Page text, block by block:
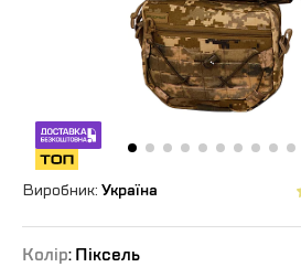
Виробник: Україна
Колір: Піксель